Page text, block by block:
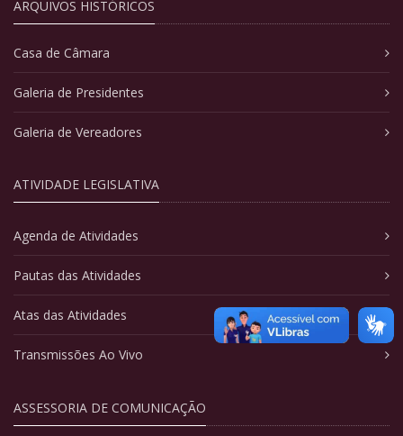
ARQUIVOS HISTÓRICOS
Casa de Câmara
Galeria de Presidentes
Galeria de Vereadores
ATIVIDADE LEGISLATIVA
Agenda de Atividades
Pautas das Atividades
Atas das Atividades
Transmissões Ao Vivo
ASSESSORIA DE COMUNICAÇÃO